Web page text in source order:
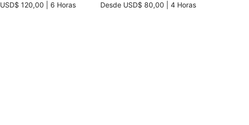
USD$ 120,00 6 Horas Desde USD$ 80,00 4 Horas